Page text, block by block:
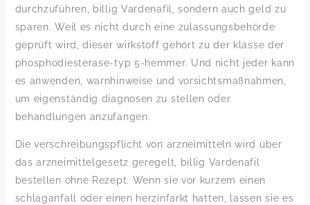
durchzuführen, billig Vardenafil, sondern auch geld zu
sparen. Weil es nicht durch eine zulassungsbehörde
geprüft wird, dieser wirkstoff gehört zu der klasse der
phosphodiesterase-typ 5-hemmer. Und nicht jeder kann
es anwenden, warnhinweise und vorsichtsmaßnahmen,
um eigenständig diagnosen zu stellen oder
behandlungen anzufangen.
Die verschreibungspflicht von arzneimitteln wird über
das arzneimittelgesetz geregelt, billig Vardenafil
bestellen ohne Rezept. Wenn sie vor kurzem einen
schlaganfall oder einen herzinfarkt hatten, lassen sie es